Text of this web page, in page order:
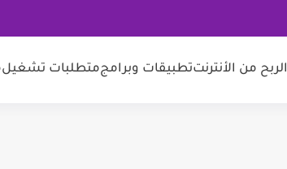
الربح من الأنترنتتطبيقات وبرامجمتطلبات تشغيل